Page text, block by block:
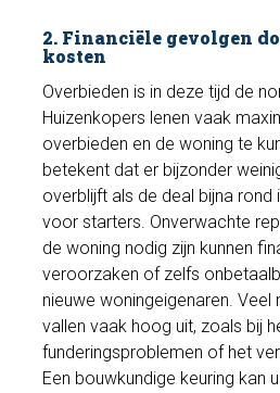
2. Financiële gevolgen
kosten
Overbieden is in deze tijd de
Huizenkopers lenen vaak
overbieden en de woning te
betekent dat er bijzonder
overblijft als de deal bijna rond
voor starters. Onverwachte
de woning nodig zijn kunnen
veroorzaken of zelfs
nieuwe woningeigenaren. Veel
vallen vaak hoog uit, zoals bij
funderingsproblemen of het
Een bouwkundige keuring kan